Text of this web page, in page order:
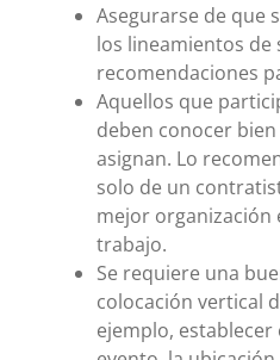
Asegurarse de que
los lineamientos de
recomendaciones
Aquellos que
deben conocer
asignan. Lo
solo de un
mejor organización
trabajo.
Se requiere una
colocación vertical
ejemplo, establecer